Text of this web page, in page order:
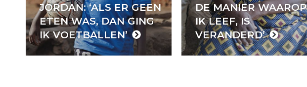
JORDAN: ‘ALS ER GEEN
ETEN WAS, DAN GING
IK VOETBALLEN’
DE MANIER WAAROP
IK LEEF, IS
VERANDERD’